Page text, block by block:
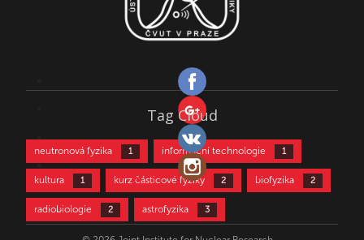
Tag Cloud
neutronová fyzika 1 informační technologie 1
kultura 1 kurz částicové fyziky 2 biofyzika 2
radiobiologie 2 astrofyzika 3